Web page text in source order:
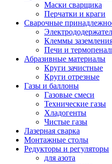
Маски сварщика
Перчатки и краги
Сварочные
Клеммы
Печи и
Абразивные материалы
Круги зачистные
Круги отрезные
Газы и баллоны
Газовые смеси
Технические газы
Хладогенты
Чистые газы
Лазерная сварка
Монтажные столы
Редукторы и регуляторы
для азота